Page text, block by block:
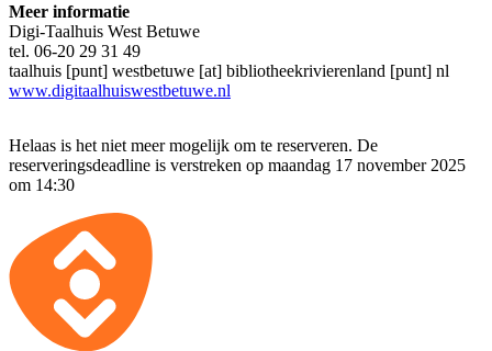
Meer informatie
Digi-Taalhuis West Betuwe
tel. 06-20 29 31 49
taalhuis [punt] westbetuwe [at] bibliotheekrivierenland [punt] nl
www.digitaalhuiswestbetuwe.nl
Helaas is het niet meer mogelijk om te reserveren. De
reserveringsdeadline is verstreken op maandag 17 november 2025
om 14:30